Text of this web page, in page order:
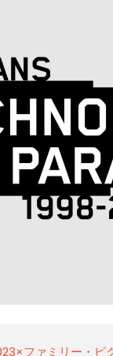
ファミリー・ピ